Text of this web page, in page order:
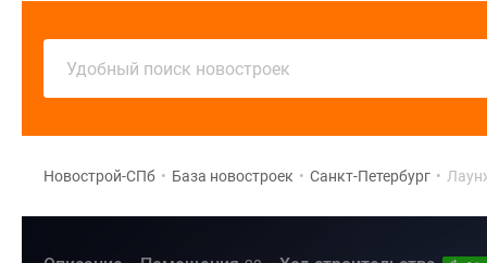
Удобный поиск новостроек
Новострой-СПб • База новостроек • Санкт-Петербург •